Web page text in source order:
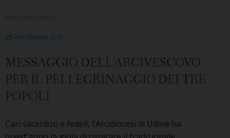
NEWS IN EVIDENZA
4 NOVEMBRE 2013
MESSAGGIO DELL’ARCIVESCOVO
PER IL PELLEGRINAGGIO DEI TRE
POPOLI
Cari sacerdoti e fedeli, l’Arcidiocesi di Udine ha